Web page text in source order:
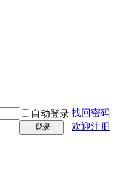
自动登录 找回密码
登录 欢迎注册